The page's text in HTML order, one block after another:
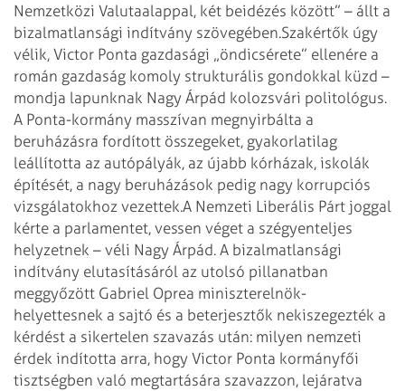
Nemzetközi Valutaalappal, két beidézés között” – állt a
bizalmatlansági indítvány szövegében.Szakértők úgy
vélik, Victor Ponta gazdasági „öndicsérete” ellenére a
román gazdaság komoly strukturális gondokkal küzd –
mondja lapunknak Nagy Árpád kolozsvári politoló­gus.
A Ponta-kormány masszívan megnyirbálta a
beruházásra fordított összegeket, gyakorlatilag
leállította az autópályák, az újabb kórházak, iskolák
építését, a nagy beruházások pedig nagy korrupciós
vizsgálatokhoz vezettek.A Nemzeti Liberális Párt joggal
kérte a parlamentet, vessen véget a szégyenteljes
helyzetnek – véli Nagy Árpád. A bizalmatlansági
indítvány elutasításáról az utolsó pillanatban
meggyőzött Gabriel Oprea miniszterelnök-
helyettesnek a sajtó és a beterjesztők nekiszegezték a
kérdést a sikertelen szavazás után: milyen nemzeti
érdek indította arra, hogy Victor Ponta kormányfői
tisztségben való megtartására szavazzon, lejáratva